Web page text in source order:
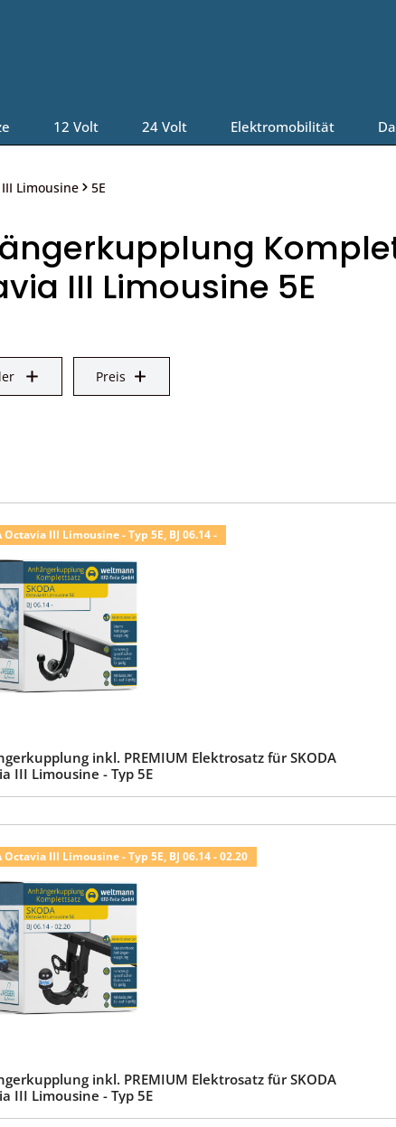
12 Volt 24 Volt Elektromobilität
Limousine 5E
III Limousine 5E
Preis
Octavia III Limousine - Typ 5E, BJ 06.14 -
inkl. PREMIUM Elektrosatz für SKODA
III Limousine - Typ 5E
Octavia III Limousine - Typ 5E, BJ 06.14 - 02.20
inkl. PREMIUM Elektrosatz für SKODA
III Limousine - Typ 5E